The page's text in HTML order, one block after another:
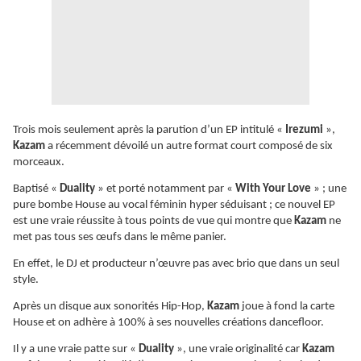
Trois mois seulement après la parution d’un EP intitulé « Irezumi »,
Kazam a récemment dévoilé un autre format court composé de six
morceaux.
Baptisé « Duality » et porté notamment par « With Your Love » ; une
pure bombe House au vocal féminin hyper séduisant ; ce nouvel EP
est une vraie réussite à tous points de vue qui montre que Kazam ne
met pas tous ses œufs dans le même panier.
En effet, le DJ et producteur n’œuvre pas avec brio que dans un seul
style.
Après un disque aux sonorités Hip-Hop, Kazam joue à fond la carte
House et on adhère à 100% à ses nouvelles créations dancefloor.
Il y a une vraie patte sur « Duality », une vraie originalité car Kazam